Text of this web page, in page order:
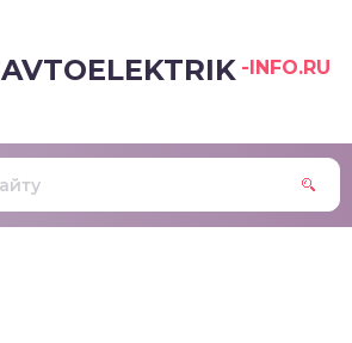
AVTOELEKTRIK -INFO.RU